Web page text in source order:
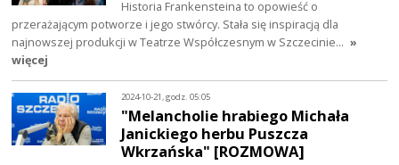
Historia Frankensteina to opowieść o
przerażającym potworze i jego stwórcy. Stała się inspiracją dla
najnowszej produkcji w Teatrze Współczesnym w Szczecinie… »
więcej
2024-10-21, godz. 05:05
"Melancholie hrabiego Michała
Janickiego herbu Puszcza
Wkrzańska" [ROZMOWA]